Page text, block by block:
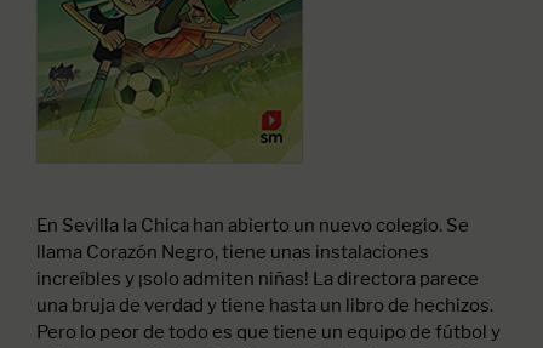
En Sevilla la Chica han abierto un nuevo colegio. Se
llama Corazón Negro, tiene unas instalaciones
increíbles y ¡solo admiten niñas! La directora parece
una bruja de verdad y tiene hasta un libro de hechizos.
Pero lo peor de todo es que tiene un equipo de fútbol y